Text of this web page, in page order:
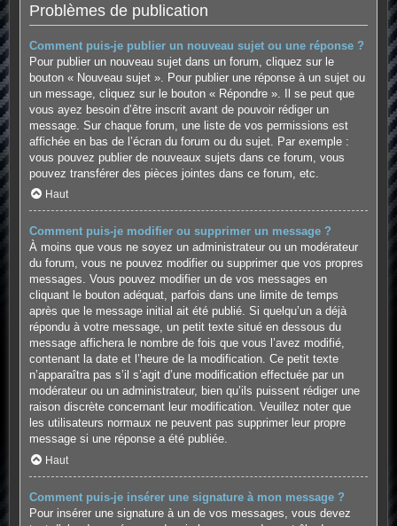
Problèmes de publication
Comment puis-je publier un nouveau sujet ou une réponse ?
Pour publier un nouveau sujet dans un forum, cliquez sur le
bouton « Nouveau sujet ». Pour publier une réponse à un sujet ou
un message, cliquez sur le bouton « Répondre ». Il se peut que
vous ayez besoin d’être inscrit avant de pouvoir rédiger un
message. Sur chaque forum, une liste de vos permissions est
affichée en bas de l’écran du forum ou du sujet. Par exemple :
vous pouvez publier de nouveaux sujets dans ce forum, vous
pouvez transférer des pièces jointes dans ce forum, etc.
Haut
Comment puis-je modifier ou supprimer un message ?
À moins que vous ne soyez un administrateur ou un modérateur
du forum, vous ne pouvez modifier ou supprimer que vos propres
messages. Vous pouvez modifier un de vos messages en
cliquant le bouton adéquat, parfois dans une limite de temps
après que le message initial ait été publié. Si quelqu’un a déjà
répondu à votre message, un petit texte situé en dessous du
message affichera le nombre de fois que vous l’avez modifié,
contenant la date et l’heure de la modification. Ce petit texte
n’apparaîtra pas s’il s’agit d’une modification effectuée par un
modérateur ou un administrateur, bien qu’ils puissent rédiger une
raison discrète concernant leur modification. Veuillez noter que
les utilisateurs normaux ne peuvent pas supprimer leur propre
message si une réponse a été publiée.
Haut
Comment puis-je insérer une signature à mon message ?
Pour insérer une signature à un de vos messages, vous devez